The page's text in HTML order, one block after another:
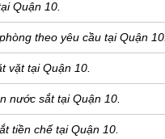
Quận 10.
theo yêu cầu tại Quận 10.
vặt tại Quận 10.
nước sắt tại Quận 10.
tiền chế tại Quận 10.